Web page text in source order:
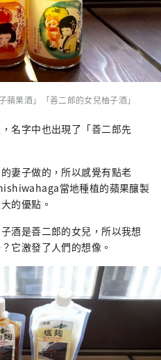
蘋果酒」「善二郎的女兒柚子酒」
名字中也出現了「善二郎先
妻子做的，所以感覺有點老
當地種植的蘋果釀製
的優點。
酒是善二郎的女兒，所以我想
它激發了人們的想像。